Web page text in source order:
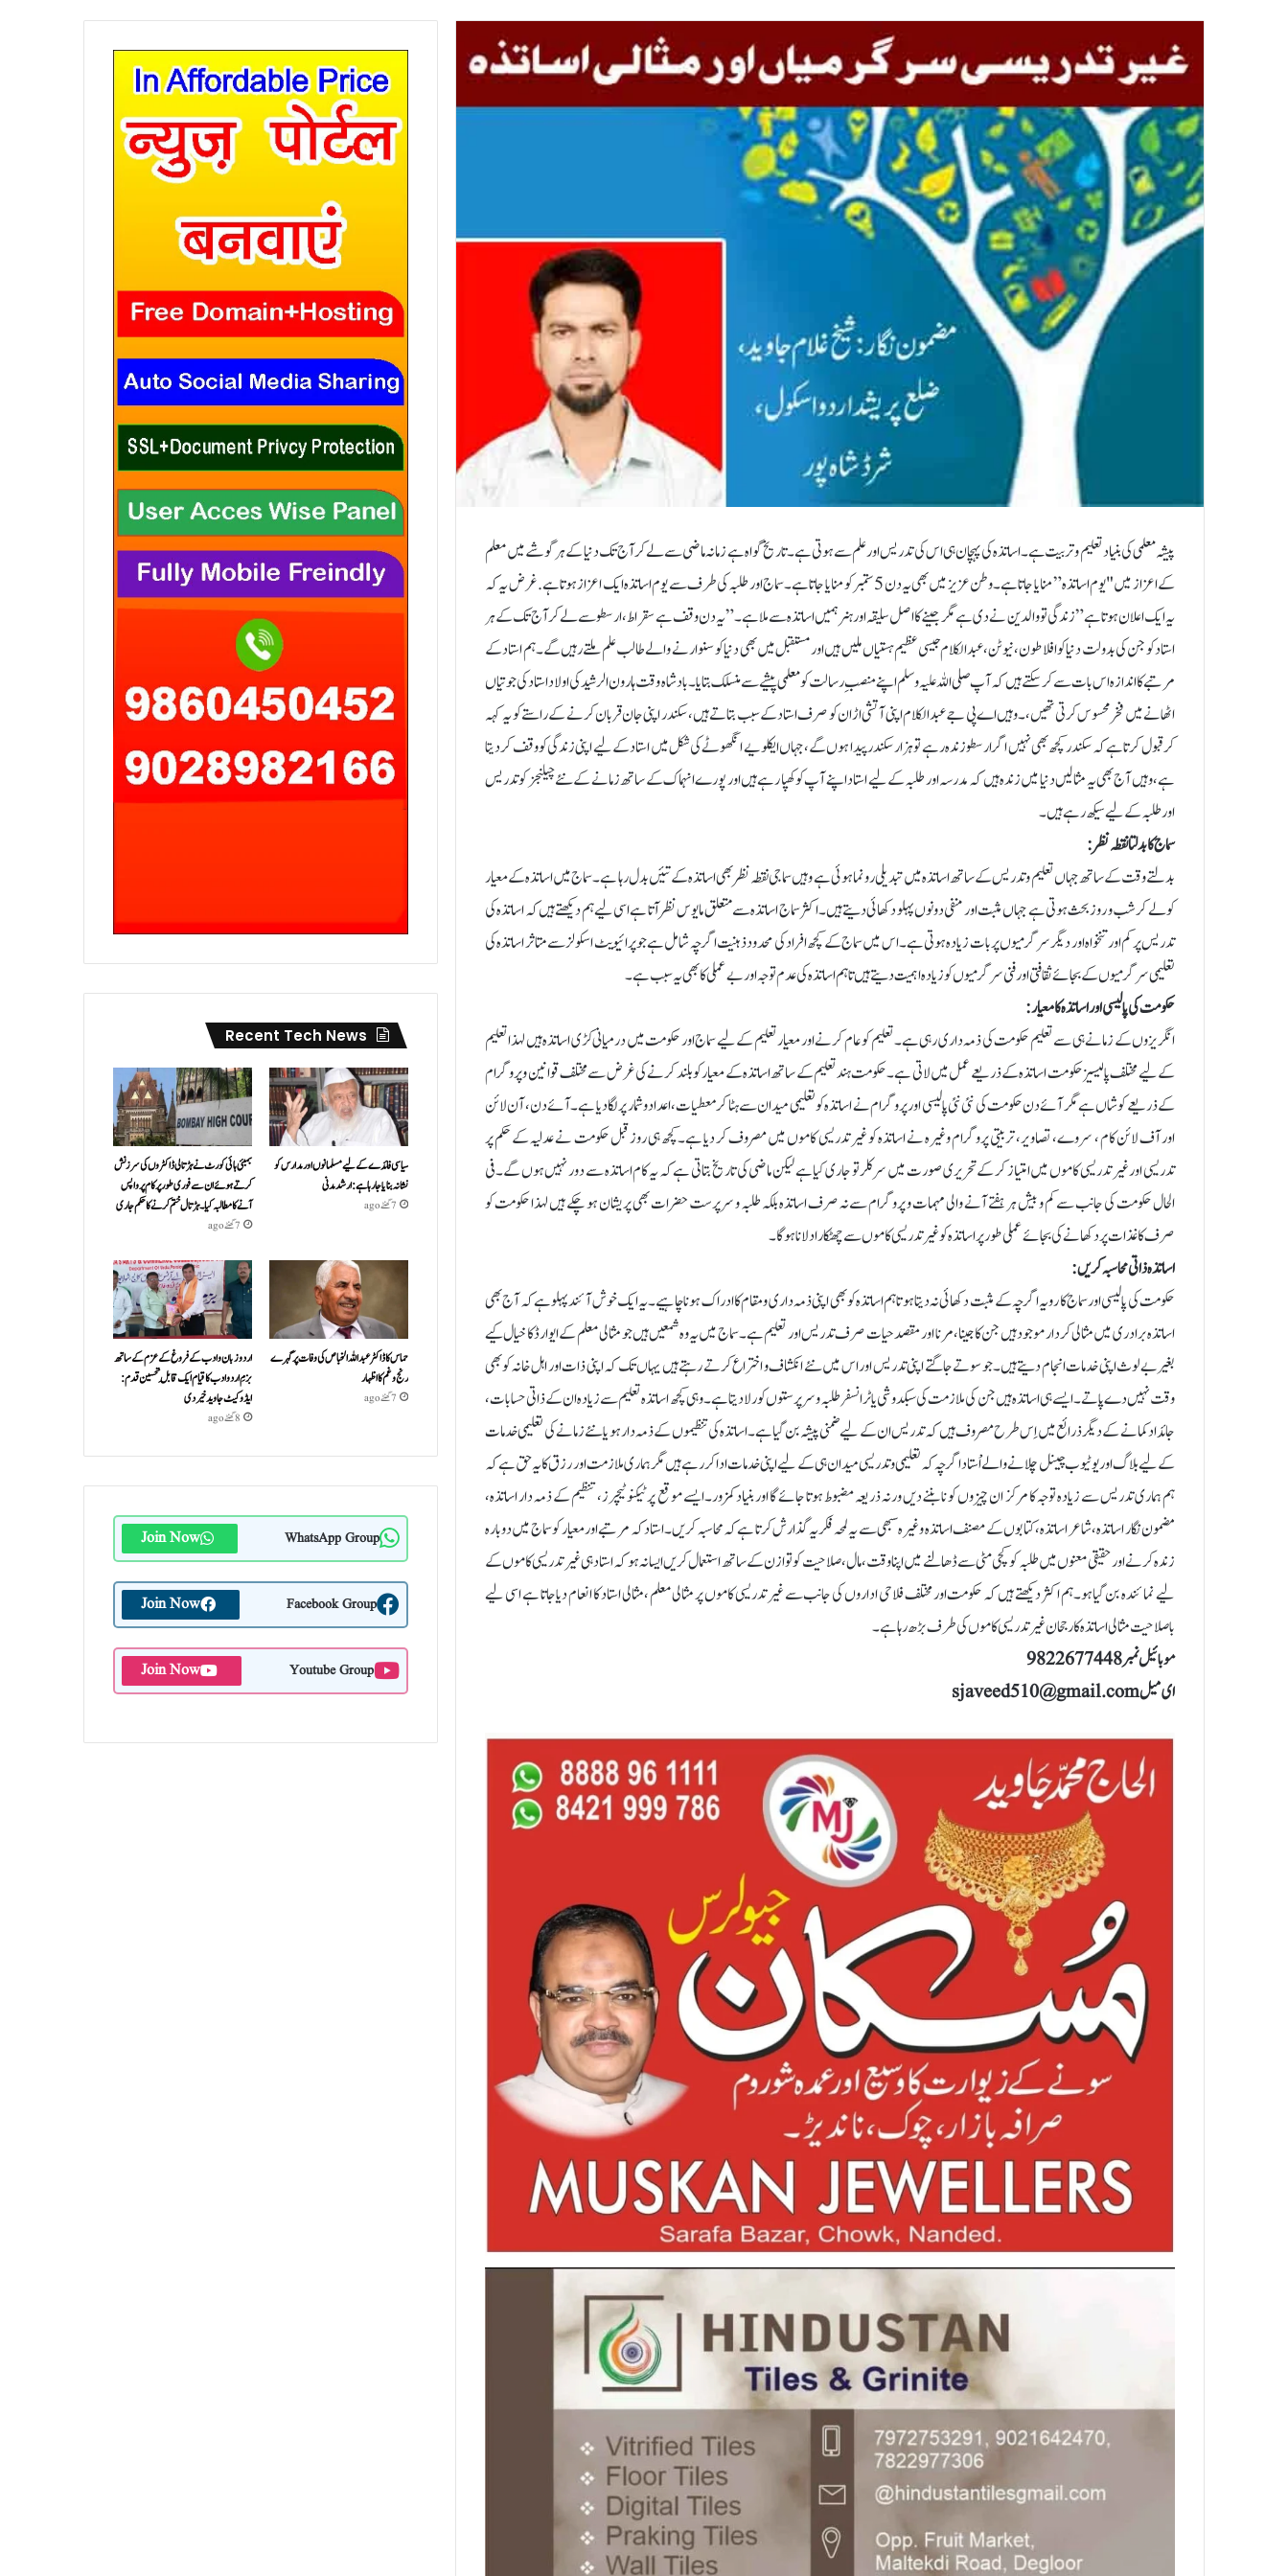
پیشہ معلمی کی بنیاد تعلیم و تربیت ہے۔اساتذہ کی پہچان ہی اس کی تدریس اور علم سے ہوتی ہے۔ تاریخ گواہ ہے زمانہ ماضی سے لے کر آج تک دنیا کے ہر گوشے میں معلم
کے اعزاز میں "یوم اساتذہ” منایا جاتا ہے۔وطن عزیز میں بھی یہ دن 5 ستمبر کو منایا جاتا ہے۔سماج اور طلبہ کی طرف سے یوم اساتذہ ایک اعزاز ہوتا ہے .غرض یہ کہ
یہ ایک اعلان ہوتا ہے ” زندگی تو والدین نے دی ہے مگر جینے کا اصل سلیقہ اور ہنر ہمیں اساتذہ سے ملا ہے۔” یہ دن وقف ہے سقراط، ارسطو سے لے کر آج تک کے ہر
استاد کو جن کی بدولت دنیا کو افلاطون، نیوٹن، عبدالکلام جیسی عظیم ہستیاں ملیں ہیں اور مستقبل میں بھی دنیا کو سنوارنے والے طالب علم ملتے رہیں گے۔ہم استاد کے
مرتبے کا اندازہ اس بات سے کر سکتے ہیں کہ آپ صلی اللہ علیہ وسلم اپنے منصبِ رسالت کو معلمی پیشے سے منسلک بتایا۔ بادشاہ وقت ہارون الرشید کی اولاد استاد کی جوتیاں
اٹھانے میں فخر محسوس کرتی تھیں ،۔وہیں اے پی جے عبدالکلام اپنی آتشی اڑان کو صرف استاد کے سبب بتاتے ہیں ،سکندر اپنی جان قربان کرنے کے راستے کو یہ کہہ
کر قبول کرتا ہے کہ سکندر کچھ بھی نہیں اگر ارسطو زندہ رہے تو ہزار سکندر پیدا ہوں گے،جہاں ایکلویے انگھوٹے کی شکل میں استاد کے لیے اپنی زندگی کو وقف کر دیتا
ہے ،وہیں آج بھی یہ مثالیں دنیا میں زندہ ہیں کہ مدرسہ اور طلبہ کے لیے استاد اپنے آپ کو کھپا رہے ہیں اور پورے انہماک کے ساتھ زمانے کے نئے چیلنجز کو تدریس
اور طلبہ کے لیے سیکھ رہے ہیں۔
سماج کا بدلتا نقطہ نظر:
بدلتے وقت کے ساتھ جہاں تعلیم و تدریس کے ساتھ اساتذہ میں تبدیلی رونما ہوئی ہے وہیں سماجی نقطہ نظر بھی اساتذہ کے تئیں بدل رہا ہے۔سماج میں اساتذہ کے معیار
کو لے کر شب و روز بحث ہوتی ہے جہاں مثبت اور منفی دونوں پہلو دکھائی دیتے ہیں۔اکثر سماج اساتذہ سے متعلق مایوس نظر آتا ہے اسی لیے ہم دیکھتے ہیں کہ اساتذہ کی
تدریس پر کم اورتنخواہ اور دیگر سرگرمیوں پر بات زیادہ ہوتی ہے۔اس میں سماج کے کچھ افراد کی محدود ذہنیت اگرچہ شامل ہے جو پرائیویٹ اسکولز سے متاثر اساتذہ کی
تعلیمی سرگرمیوں کے بجائے ثقافتی اور فنی سرگرمیوں کو زیادہ اہمیت دیتے ہیں تاہم اساتذہ کی عدم توجہ اور بے عملی کا بھی یہ سبب ہے۔
حکومت کی پالیسی اور اساتذہ کا معیار:
انگریزوں کے زمانے ہی سے تعلیم حکومت کی ذمہ داری رہی ہے۔تعلیم کو عام کرنے اور معیار تعلیم کے لیے سماج اور حکومت میں درمیانی کڑی اساتذہ ہیں لہذا تعلیم
کے لیے مختلف پالیسیز حکومت اساتذہ کے ذریعے عمل میں لاتی ہے۔حکومت ہند تعلیم کے ساتھ اساتذہ کے معیار کو بلند کرنے کی غرض سے مختلف قوانین و پروگرام
کے ذریعے کوشاں ہے مگر آئے دن حکومت کی نئی نئی پالیسی اور پروگرام نے اساتذہ کو تعلیمی میدان سے ہٹا کر معطیات،اعداد و شمار پر لگا دیا ہے۔آ ئے دن، آن لائن
اور آف لائن کام ، سروے، تصاویر، تربیتی پروگرام وغیرہ نے اساتذہ کو غیر تدریسی کاموں میں مصروف کر دیا ہے۔کچھ ہی روز قبل حکومت نے عدلیہ کے حکم پر
تدریسی اور غیر تدریسی کاموں میں امتیاز کر کے تحریری صورت میں سرکلر تو جاری کیا ہے لیکن ماضی کی تاریخ بتاتی ہے کہ یہ کام اساتذہ سے دور نہیں ہوں گے۔فی
الحال حکومت کی جانب سے کم و بیش ہر ہفتے آنے والی مہمات و پروگرام سے نہ صرف اساتذہ بلکہ طلبہ و سرپرست حضرات بھی پریشان ہو چکے ہیں لہذا حکومت کو
صرف کاغذات پر دکھانے کی بجائے عملی طور پر اساتذہ کو غیر تدریسی کاموں سے چھٹکارا دلانا ہوگا۔
اساتذہ ذاتی محاسبہ کریں:
حکومت کی پالیسی اور سماج کا رویہ اگرچہ کے مثبت دکھائی نہ دیتا ہو تاہم اساتذہ کو بھی اپنی ذمہ داری و مقام کا ادراک ہونا چاہیے۔یہ ایک خوش آئند پہلو ہے کہ آج بھی
اساتذہ برادری میں مثالی کردار موجود ہیں جن کا جینا،مرنا اور مقصد حیات صرف تدریس اور تعلیم ہے۔سماج میں یہ وہ شمعیں ہیں جو مثالی معلم کے ایوارڈ کا خیال کیے
بغیر بے لوث اپنی خدمات انجام دیتے ہیں۔جو سوتے جاگتے اپنی تدریس اور اس میں نئے انکشاف و اختراع کرتے رہتے ہیں یہاں تک کہ اپنی ذات اور اہل خانہ کو بھی
وقت نہیں دے پاتے۔ایسے ہی اساتذہ ہیں جن کی ملازمت کی سبکدوشی یا ٹرانسفر طلبہ و سرپرستوں کو رلا دیتا ہے۔وہی کچھ اساتذہ تعلیم سے زیادہ ان کے ذاتی حسابات،
جائداد کمانے کے دیگر ذرائع میں اِس طرح مصروف ہیں کہ تدریس ان کے لیے ضمنی پیشہ بن گیا ہے۔اساتذہ کی تنظیموں کے ذمہ دار ہو یا نئے زمانے کی تعلیمی خدمات
کے لیے بلاگ اور یوٹیوب چینل چلانے والے اْستاد اگرچہ کہ تعلیمی و تدریسی میدان ہی کے لیے اپنی خدمات ادا کر رہے ہیں مگر ہماری ملازمت اور رزق کا یہ حق ہے کہ
ہم ہماری تدریس سے زیادہ توجہ کا مرکز ان چیزوں کو نا بننے دیں ورنہ ذریعہ مضبوط ہوتا جائے گا اور بنیاد کمزور۔ایسے موقع پر ٹیکنو ٹیچرز، تنظیم کے ذمہ دار اساتذہ،
مضمون نگار اساتذہ، شاعر اساتذہ، کتابوں کے مصنف اساتذہ وغیرہ سبھی سے یہ لمحہ فکریہ گذارش کرتا ہے کہ محاسبہ کریں۔استاد کہ مرتبے اور معیار کو سماج میں دوبارہ
زندہ کرنے اور حقیقی معنوں میں طلبہ کو کچی مٹی سے ڈھالنے میں اپنا وقت، مال، صلاحیت کو توازن کے ساتھ استعمال کریں ایسا نہ ہو کہ استاد ہی غیر تدریسی کاموں کے
لیے نمائندہ بن گیا ہو۔ہم اکثر دیکھتے ہیں کہ حکومت اور مختلف فلاحی اداروں کی جانب سے غیر تدریسی کاموں پر مثالی معلم ،مثالی استاد کا انعام دیا جاتا ہے اسی لیے
باصلاحیت مثالی اساتذہ کا رجحان غیر تدریسی کاموں کی طرف بڑھ رہا ہے۔
موبائیل نمبر 9822677448
ای میل sjaveed510@gmail.com
Recent Tech News
سیاسی فائدے کے لیے مسلمانوں اور مدارس کو
نشانہ بنایا جا رہا ہے: ارشد مدنی
7 گھنٹے ago
بمبئی ہائی کورٹ نے ہڑتالی ڈاکٹروں کی سرزنش
کرتے ہوئے ان سے فوری طور پر کام پر واپس
آنے کا مطالبہ کیا۔ہڑتال ختم کرنے کا حکم جاری
7 گھنٹے ago
حماس کا ڈاکٹر عبداللہ الخباص کی وفات پر گہرے
رنج وغم کااظہار
7 گھنٹے ago
اردو زبان و ادب کے فروغ کے عزم کے ساتھ
بزمِ اردو ادب کا قیام ایک قابلِ تحسین قدم :
ایڈوکیٹ جاوید خیردی
8 گھنٹے ago
WhatsApp Group
Join Now
Facebook Group
Join Now
Youtube Group
Join Now